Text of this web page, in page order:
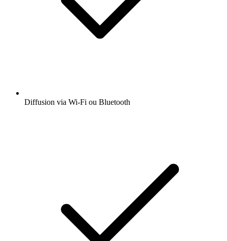
Diffusion via Wi-Fi ou Bluetooth